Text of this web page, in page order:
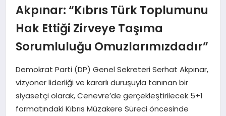
EKONOMI
MAGAZIN
SAĞLIK
SIYASET
Akpınar: “Kıbrıs Türk Toplumunu
Hak Ettiği Zirveye Taşıma
Sorumluluğu Omuzlarımızdadır”
Demokrat Parti (DP) Genel Sekreteri Serhat Akpınar,
vizyoner liderliği ve kararlı duruşuyla tanınan bir
siyasetçi olarak, Cenevre’de gerçekleştirilecek 5+1
formatındaki Kıbrıs Müzakere Süreci öncesinde